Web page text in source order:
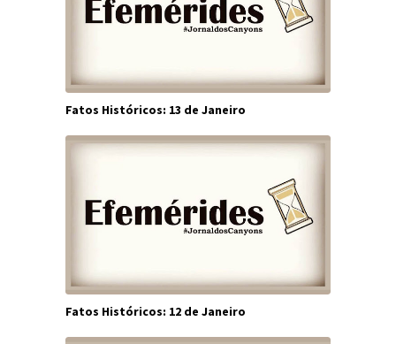
Fatos Históricos: 13 de Janeiro
Fatos Históricos: 12 de Janeiro